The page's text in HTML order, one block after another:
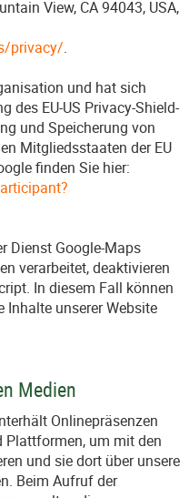
View, CA 94043, USA,
privacy/.
und hat sich
des EU-US Privacy-Shield-
und Speicherung von
Mitgliedsstaaten der EU
finden Sie hier:
Dienst Google-Maps
verarbeitet, deaktivieren
In diesem Fall können
Inhalte unserer Website
Medien
Onlinepräsenzen
Plattformen, um mit den
und sie dort über unsere
Beim Aufruf der